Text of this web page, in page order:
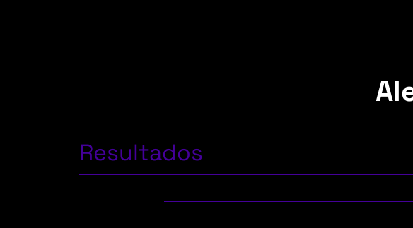
Resultados